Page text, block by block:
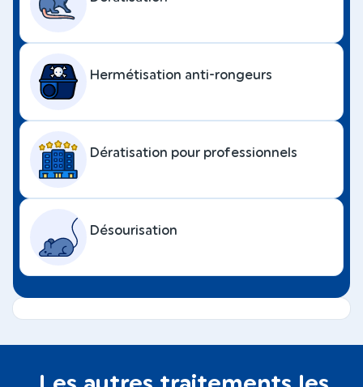
Hermétisation anti-rongeurs
Dératisation pour professionnels
Désourisation